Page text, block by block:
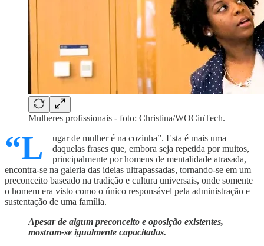
Mulheres profissionais - foto: Christina/WOCinTech.
“L
ugar de mulher é na cozinha”. Esta é mais uma
daquelas frases que, embora seja repetida por muitos,
principalmente por homens de mentalidade atrasada,
encontra-se na galeria das ideias ultrapassadas, tornando-se em um
preconceito baseado na tradição e cultura universais, onde somente
o homem era visto como o único responsável pela administração e
sustentação de uma família.
Apesar de algum preconceito e oposição existentes,
mostram-se igualmente capacitadas.